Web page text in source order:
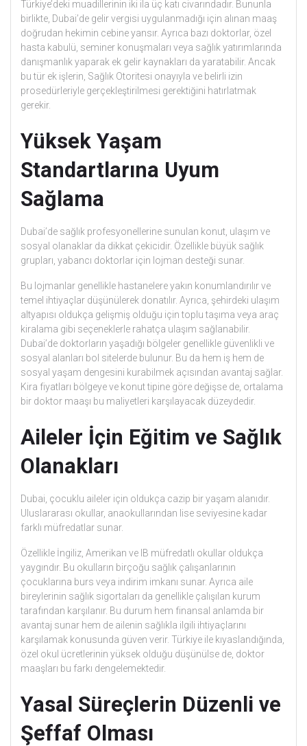
Türkiye’deki muadillerinin iki ila üç katı civarındadır. Bununla
birlikte, Dubai’de gelir vergisi uygulanmadığı için alınan maaş
doğrudan hekimin cebine yansır. Ayrıca bazı doktorlar, özel
hasta kabulü, seminer konuşmaları veya sağlık yatırımlarında
danışmanlık yaparak ek gelir kaynakları da yaratabilir. Ancak
bu tür ek işlerin, Sağlık Otoritesi onayıyla ve belirli izin
prosedürleriyle gerçekleştirilmesi gerektiğini hatırlatmak
gerekir.
Yüksek Yaşam
Standartlarına Uyum
Sağlama
Dubai’de sağlık profesyonellerine sunulan konut, ulaşım ve
sosyal olanaklar da dikkat çekicidir. Özellikle büyük sağlık
grupları, yabancı doktorlar için lojman desteği sunar.
Bu lojmanlar genellikle hastanelere yakın konumlandırılır ve
temel ihtiyaçlar düşünülerek donatılır. Ayrıca, şehirdeki ulaşım
altyapısı oldukça gelişmiş olduğu için toplu taşıma veya araç
kiralama gibi seçeneklerle rahatça ulaşım sağlanabilir.
Dubai’de doktorların yaşadığı bölgeler genellikle güvenlikli ve
sosyal alanları bol sitelerde bulunur. Bu da hem iş hem de
sosyal yaşam dengesini kurabilmek açısından avantaj sağlar.
Kira fiyatları bölgeye ve konut tipine göre değişse de, ortalama
bir doktor maaşı bu maliyetleri karşılayacak düzeydedir.
Aileler İçin Eğitim ve Sağlık
Olanakları
Dubai, çocuklu aileler için oldukça cazip bir yaşam alanıdır.
Uluslararası okullar, anaokullarından lise seviyesine kadar
farklı müfredatlar sunar.
Özellikle İngiliz, Amerikan ve IB müfredatlı okullar oldukça
yaygındır. Bu okulların birçoğu sağlık çalışanlarının
çocuklarına burs veya indirim imkanı sunar. Ayrıca aile
bireylerinin sağlık sigortaları da genellikle çalışılan kurum
tarafından karşılanır. Bu durum hem finansal anlamda bir
avantaj sunar hem de ailenin sağlıkla ilgili ihtiyaçlarını
karşılamak konusunda güven verir. Türkiye ile kıyaslandığında,
özel okul ücretlerinin yüksek olduğu düşünülse de, doktor
maaşları bu farkı dengelemektedir.
Yasal Süreçlerin Düzenli ve
Şeffaf Olması